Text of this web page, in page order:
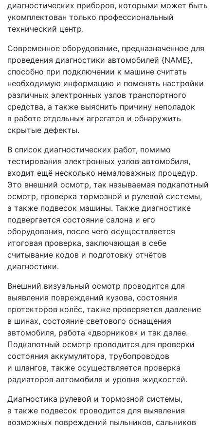
диагностических приборов, которыми может быть
укомплектован только профессиональный
технический центр.
Современное оборудование, предназначенное для
проведения диагностики автомобилей {NAME},
способно при подключении к машине считать
необходимую информацию и поменять настройки
различных электронных узлов транспортного
средства, а также выяснить причину неполадок
в работе отдельных агрегатов и обнаружить
скрытые дефекты.
В список диагностических работ, помимо
тестирования электронных узлов автомобиля,
входит ещё несколько немаловажных процедур.
Это внешний осмотр, так называемая подкапотный
осмотр, проверка тормозной и рулевой системы,
а также подвесок машины. Также диагностике
подвергается состояние салона и его
оборудования, после чего осуществляется
итоговая проверка, заключающая в себе
считывание кодов и подготовку отчётов
диагностики.
Внешний визуальный осмотр проводится для
выявления повреждений кузова, состояния
протекторов колёс, также проверяется давление
в шинах, состояние светового оснащения
автомобиля, работа «дворников» и так далее.
Подкапотный осмотр проводится для проверки
состояния аккумулятора, трубопроводов
и шлангов, также осуществляется проверка
радиаторов автомобиля и уровня жидкостей.
Диагностика рулевой и тормозной системы,
а также подвесок проводится для выявления
возможных повреждений пыльников, сальников